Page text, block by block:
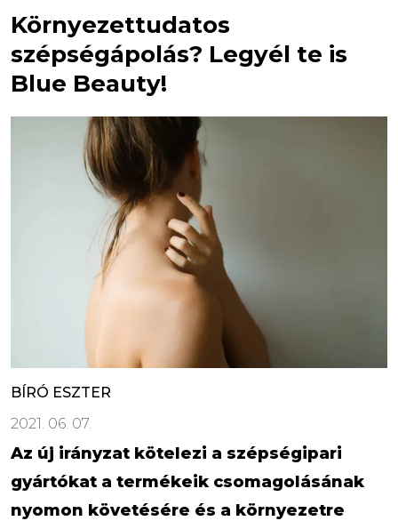
Környezettudatos
szépségápolás? Legyél te is
Blue Beauty!
BÍRÓ ESZTER
2021. 06. 07.
Az új irányzat kötelezi a szépségipari
gyártókat a termékeik csomagolásának
nyomon követésére és a környezetre